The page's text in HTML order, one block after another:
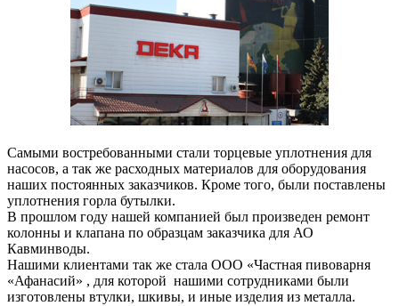
Самыми востребованными стали торцевые уплотнения для
насосов, а так же расходных материалов для оборудования
наших постоянных заказчиков. Кроме того, были поставлены
уплотнения горла бутылки.
В прошлом году нашей компанией был произведен ремонт
колонны и клапана по образцам заказчика для АО
Кавминводы.
Нашими клиентами так же стала ООО «Частная пивоварня
«Афанасий» , для которой нашими сотрудниками были
изготовлены втулки, шкивы, и иные изделия из металла.